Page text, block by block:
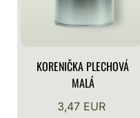
KORENIČKA PLECHOVÁ
MALÁ
3,47 EUR